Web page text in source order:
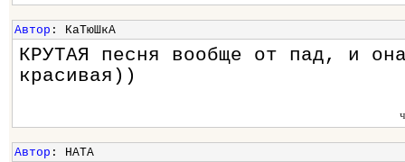
Автор : КаТюШкА
КРУТАЯ песня вообще от пад, и
красивая))
Автор : НАТА